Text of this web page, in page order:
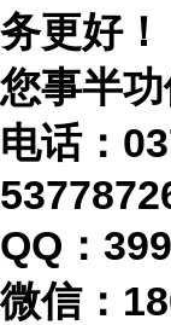
务更好
您事半功
电话：
QQ：
微信：